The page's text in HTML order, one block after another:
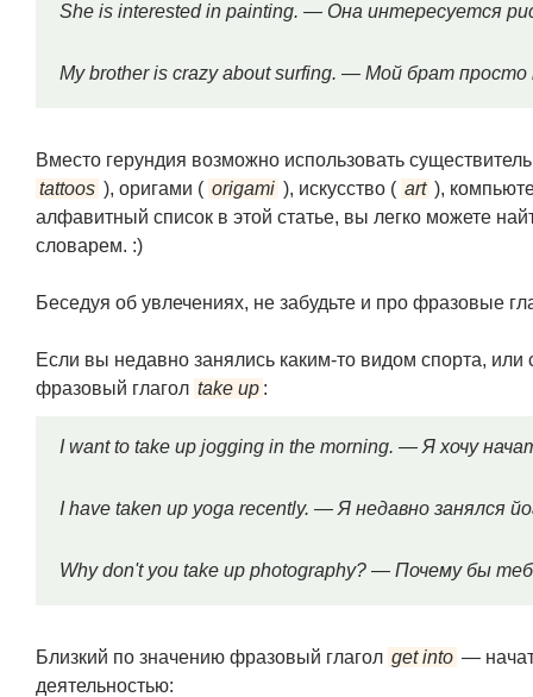
She is interested in painting. — Она интересуется
My brother is crazy about surfing. — Мой брат
Вместо герундия возможно использовать
tattoos ), оригами ( origami ), искусство ( art ),
алфавитный список в этой статье, вы легко можете
словарем. :)
Беседуя об увлечениях, не забудьте и про фразовые
Если вы недавно занялись каким-то видом спорта, или
фразовый глагол take up :
I want to take up jogging in the morning. — Я хочу
I have taken up yoga recently. — Я недавно занялся
Why don't you take up photography? — Почему бы
Близкий по значению фразовый глагол get into —
деятельностью: